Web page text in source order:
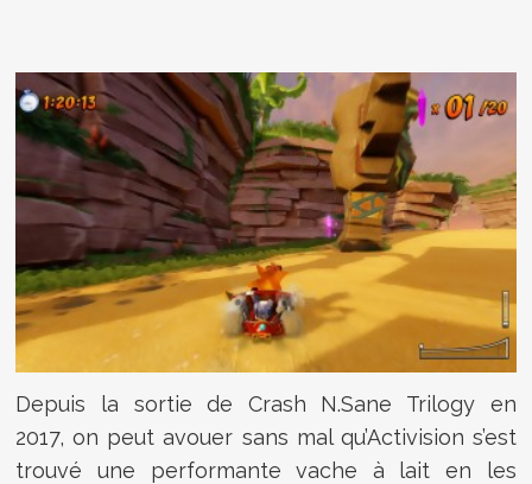
Depuis la sortie de Crash N.Sane Trilogy en
2017, on peut avouer sans mal qu’Activision s’est
trouvé une performante vache à lait en les